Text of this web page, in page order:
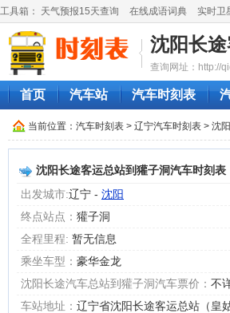
工具箱： 天气预报15天查询 在线成语词典 实时卫
沈阳长
查询网址：http://
首页 汽车站 汽车时刻表
当前位置： 汽车时刻表 > 辽宁汽车时刻表 > 沈
沈阳长途客运总站到獾子洞汽车时刻表
出发城市:辽宁 - 沈阳
终点站点： 獾子洞
全程里程: 暂无信息
乘坐车型： 豪华金龙
沈阳长途汽车总站到獾子洞汽车票价： 不
车站地址： 辽宁省沈阳长途客运总站（皇